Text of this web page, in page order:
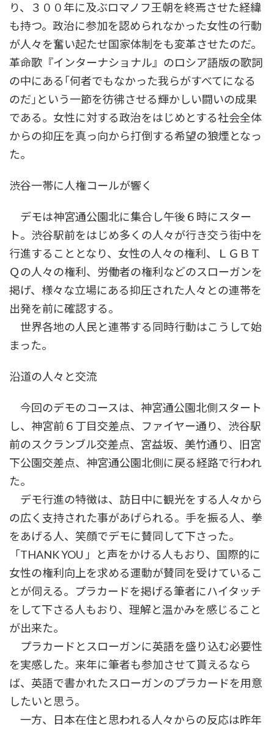
り、３００年に及ぶロマノフ王朝を終焉させた経緯
も持つ。政治に参加を認められなかった女性の行動
が人々を奮い起たせ国家体制をも変革させたのだ。
革命歌『インターナショナル』のロシア語版の歌詞
の中にある｢何者でもなかった我らがすべてになる
のだ｣という一節を彷彿させる輝かしい闘いの成果
である。女性に対する政治をはじめとする社会全体
からの抑圧を真っ向から打倒する希望の狼煙となっ
た。
渋谷一帯に人権コールが響く
デモは神宮通公園北に集合し午後６時にスター
ト。渋谷駅前をはじめ多くの人々が行き交う街中を
行進することとなり、女性の人々の権利、ＬＧＢＴ
Ｑの人々の権利、労働者の権利などのスローガンを
掲げ、様々な立場にある抑圧された人々との連帯を
出発を前に確認する。
世界各地の人民と連帯する同時行動はこうして始
まった。
沿道の人々と交流
今回のデモのコースは、神宮通公園北側スタート
し、神宮前６丁目交差点、ファイヤー通り、渋谷駅
前のスクランブル交差点、宮益坂、美竹通り、旧宮
下公園交差点、神宮通公園北側に戻る経路で行われ
た。
デモ行進の特徴は、訪日中に観光をする人々から
の広く支持された事があげられる。手を振る人、拳
をあげる人、笑顔でデモに賛同して下さった。
「THANK YOU 」と声をかける人もおり、国際的に
女性の権利向上を求める運動が賛同を受けているこ
とが伺える。プラカードを掲げる筆者にハイタッチ
をして下さる人もおり、理解と温かみを感じること
が出来た。
プラカードとスローガンに英語を盛り込む必要性
を実感した。来年に筆者も参加させて貰えるなら
ば、英語で書かれたスローガンのプラカードを用意
したいと思う。
一方、日本在住と思われる人々からの反応は昨年